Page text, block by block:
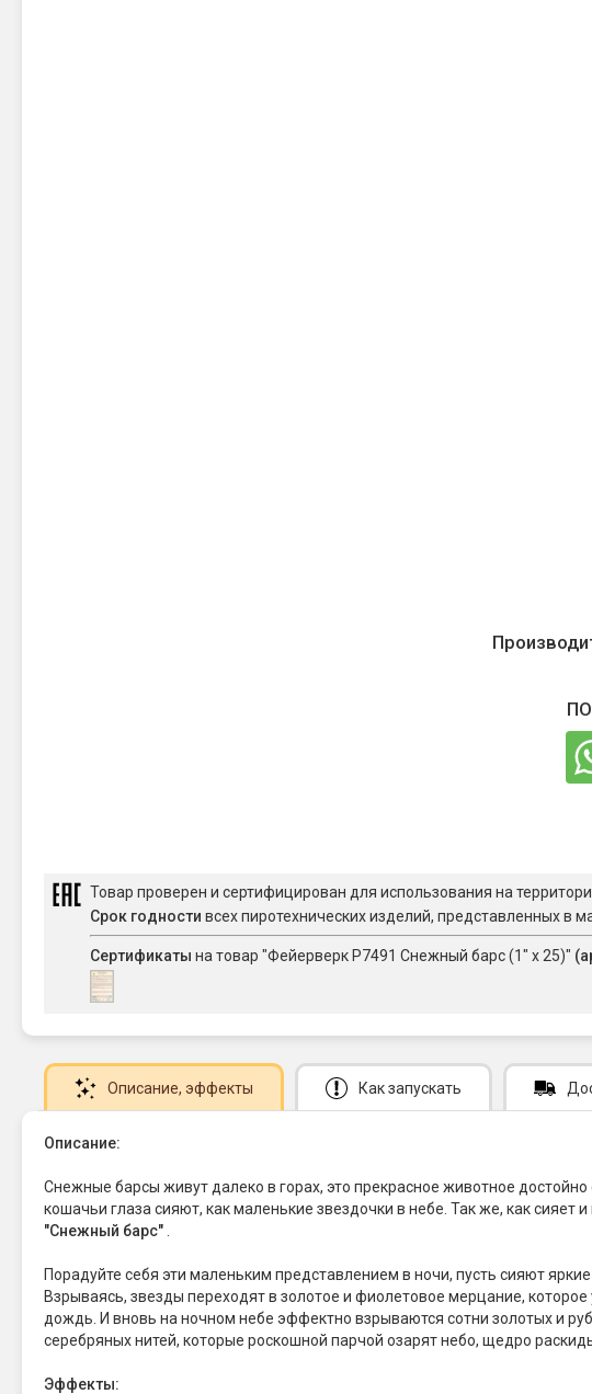
Товар проверен и сертифицирован для использования на
Срок годности всех пиротехнических изделий, представленных в
Сертификаты на товар "Фейерверк Р7491 Снежный барс (1" х 25)"
Описание, эффекты Как запускать
Описание:
Снежные барсы живут далеко в горах, это прекрасное животное
кошачьи глаза сияют, как маленькие звездочки в небе. Так же, как сияет
"Снежный барс"
Порадуйте себя эти маленьким представлением в ночи, пусть сияют
Взрываясь, звезды переходят в золотое и фиолетовое мерцание,
дождь. И вновь на ночном небе эффектно взрываются сотни золотых и
серебряных нитей, которые роскошной парчой озарят небо, щедро
Эффекты: